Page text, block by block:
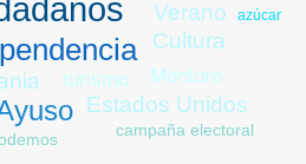
Cultura
Estados Unidos
Verano
turismo Montoro
campaña electoral
azúcar